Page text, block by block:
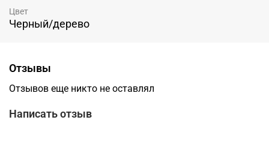
Цвет
Черный/дерево
Отзывы
Отзывов еще никто не оставлял
Написать отзыв